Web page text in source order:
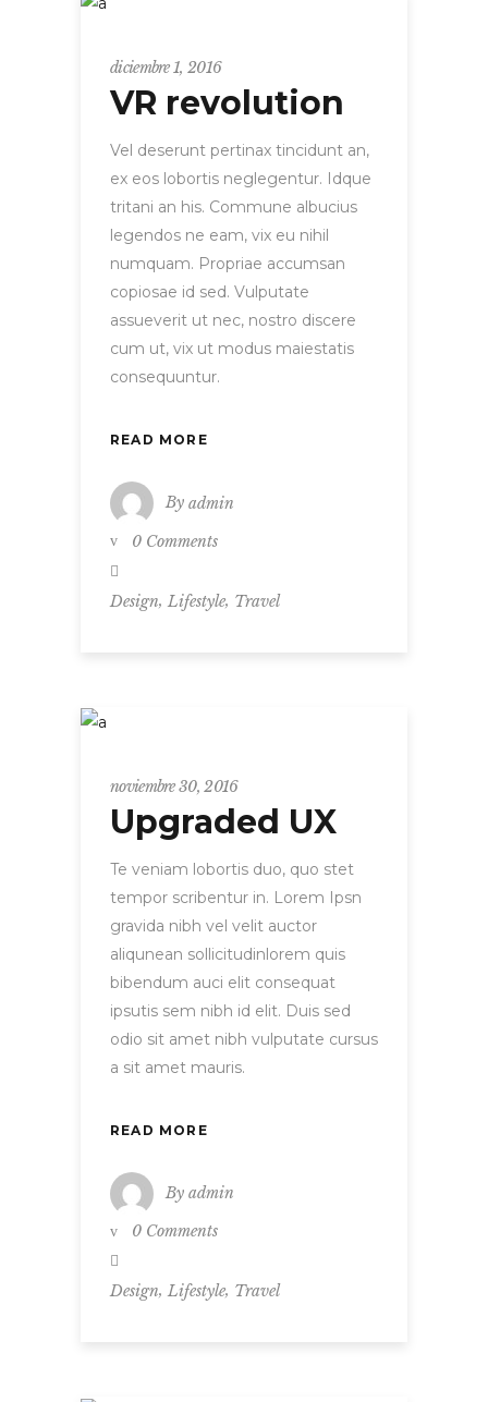
diciembre 1, 2016
VR revolution
Vel deserunt pertinax tincidunt an,
ex eos lobortis neglegentur. Idque
tritani an his. Commune albucius
legendos ne eam, vix eu nihil
numquam. Propriae accumsan
copiosae id sed. Vulputate
assueverit ut nec, nostro discere
cum ut, vix ut modus maiestatis
consequuntur.
READ MORE
By admin
0 Comments
Design, Lifestyle, Travel
noviembre 30, 2016
Upgraded UX
Te veniam lobortis duo, quo stet
tempor scribentur in. Lorem Ipsn
gravida nibh vel velit auctor
aliqunean sollicitudinlorem quis
bibendum auci elit consequat
ipsutis sem nibh id elit. Duis sed
odio sit amet nibh vulputate cursus
a sit amet mauris.
READ MORE
By admin
0 Comments
Design, Lifestyle, Travel